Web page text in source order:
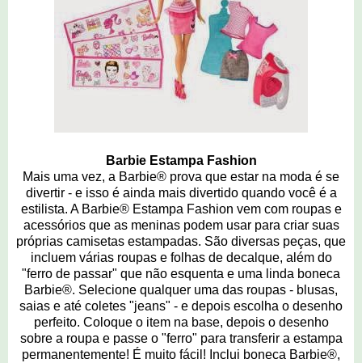
Barbie Estampa Fashion
Mais uma vez, a Barbie® prova que estar na moda é se
divertir - e isso é ainda mais divertido quando você é a
estilista. A Barbie® Estampa Fashion vem com roupas e
acessórios que as meninas podem usar para criar suas
próprias camisetas estampadas. São diversas peças, que
incluem várias roupas e folhas de decalque, além do
"ferro de passar" que não esquenta e uma linda boneca
Barbie®. Selecione qualquer uma das roupas - blusas,
saias e até coletes "jeans" - e depois escolha o desenho
perfeito. Coloque o item na base, depois o desenho
sobre a roupa e passe o "ferro" para transferir a estampa
permanentemente! É muito fácil! Inclui boneca Barbie®,